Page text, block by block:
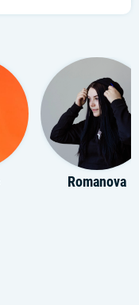
Romanova